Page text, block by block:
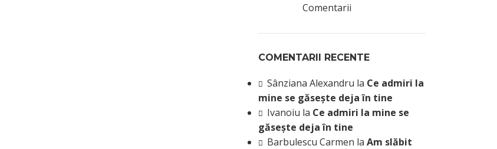
Comentarii
COMENTARII RECENTE
Sânziana Alexandru la Ce admiri la
mine se găsește deja în tine
Ivanoiu la Ce admiri la mine se
găsește deja în tine
Barbulescu Carmen la Am slăbit